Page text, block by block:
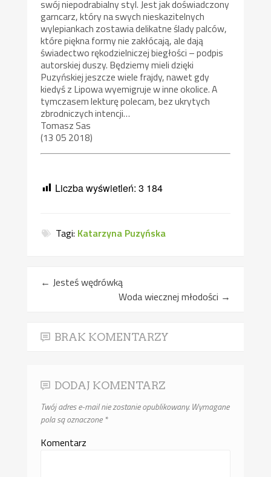
swój niepodrabialny styl. Jest jak doświadczony
garncarz, który na swych nieskazitelnych
wylepiankach zostawia delikatne ślady palców,
które piękna formy nie zakłócają, ale dają
świadectwo rękodzielniczej biegłości – podpis
autorskiej duszy. Będziemy mieli dzięki
Puzyńskiej jeszcze wiele frajdy, nawet gdy
kiedyś z Lipowa wyemigruje w inne okolice. A
tymczasem lekturę polecam, bez ukrytych
zbrodniczych intencji…
Tomasz Sas
(13 05 2018)
Liczba wyświetleń: 3 184
Tagi: Katarzyna Puzyńska
← Jesteś wędrówką
Woda wiecznej młodości →
BRAK KOMENTARZY
DODAJ KOMENTARZ
Twój adres e-mail nie zostanie opublikowany.Wymagane
pola są oznaczone*
Komentarz